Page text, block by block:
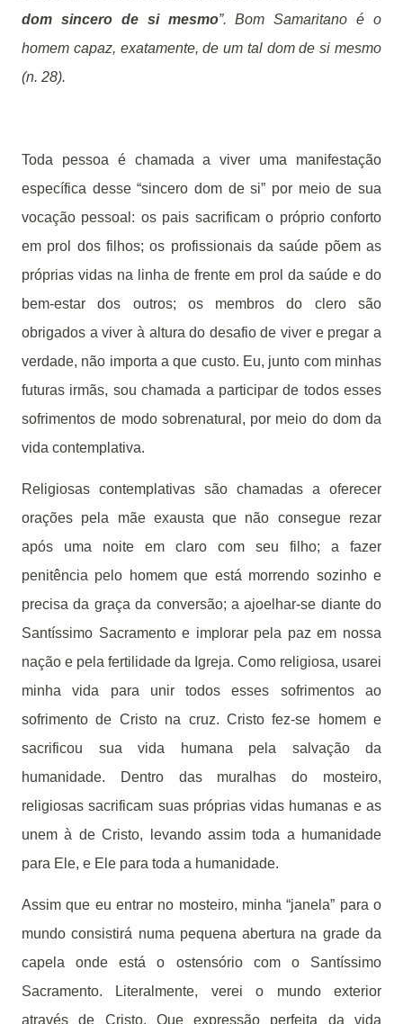
dom sincero de si mesmo”. Bom Samaritano é o
homem capaz, exatamente, de um tal dom de si mesmo
(n. 28).
Toda pessoa é chamada a viver uma manifestação
específica desse “sincero dom de si” por meio de sua
vocação pessoal: os pais sacrificam o próprio conforto
em prol dos filhos; os profissionais da saúde põem as
próprias vidas na linha de frente em prol da saúde e do
bem-estar dos outros; os membros do clero são
obrigados a viver à altura do desafio de viver e pregar a
verdade, não importa a que custo. Eu, junto com minhas
futuras irmãs, sou chamada a participar de todos esses
sofrimentos de modo sobrenatural, por meio do dom da
vida contemplativa.
Religiosas contemplativas são chamadas a oferecer
orações pela mãe exausta que não consegue rezar
após uma noite em claro com seu filho; a fazer
penitência pelo homem que está morrendo sozinho e
precisa da graça da conversão; a ajoelhar-se diante do
Santíssimo Sacramento e implorar pela paz em nossa
nação e pela fertilidade da Igreja. Como religiosa, usarei
minha vida para unir todos esses sofrimentos ao
sofrimento de Cristo na cruz. Cristo fez-se homem e
sacrificou sua vida humana pela salvação da
humanidade. Dentro das muralhas do mosteiro,
religiosas sacrificam suas próprias vidas humanas e as
unem à de Cristo, levando assim toda a humanidade
para Ele, e Ele para toda a humanidade.
Assim que eu entrar no mosteiro, minha “janela” para o
mundo consistirá numa pequena abertura na grade da
capela onde está o ostensório com o Santíssimo
Sacramento. Literalmente, verei o mundo exterior
através de Cristo. Que expressão perfeita da vida